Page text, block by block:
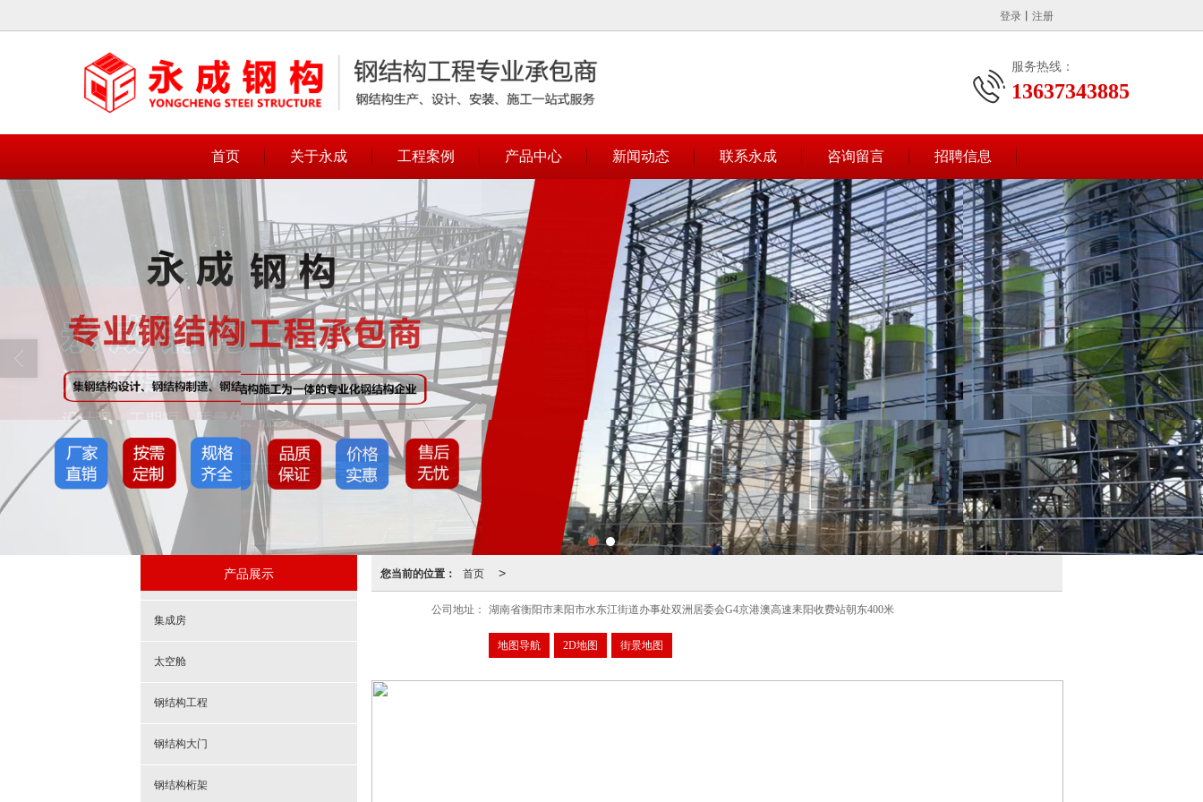
登录 丨 注册
服务热线：
13637343885
首页 关于永成 工程案例 产品中心 新闻动态 联系永成 咨询留言 招聘信息
您当前的位置： 首页 >
公司地址： 湖南省衡阳市耒阳市水东江街道办事处双洲居委会G4京港澳高速耒阳收费站朝东400米
地图导航 2D地图 街景地图
产品展示
集成房
太空舱
钢结构工程
钢结构大门
钢结构桁架